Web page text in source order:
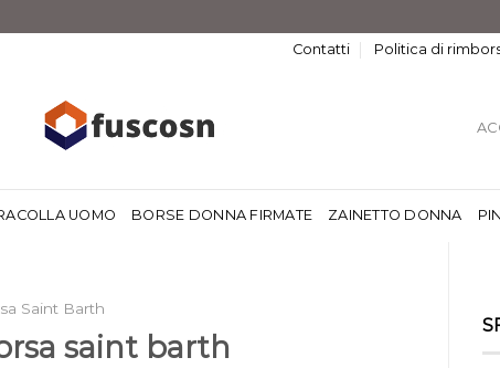
Contatti Politica di
UOMO BORSE DONNA FIRMATE ZAINETTO DONNA
Saint Barth
saint barth